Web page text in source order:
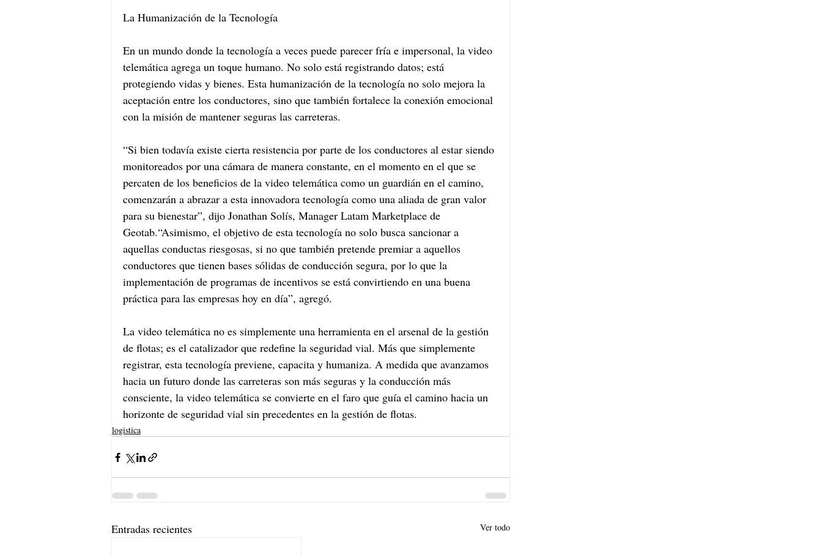
La Humanización de la Tecnología
En un mundo donde la tecnología a veces puede parecer fría e impersonal, la video
telemática agrega un toque humano. No solo está registrando datos; está
protegiendo vidas y bienes. Esta humanización de la tecnología no solo mejora la
aceptación entre los conductores, sino que también fortalece la conexión emocional
con la misión de mantener seguras las carreteras.
“Si bien todavía existe cierta resistencia por parte de los conductores al estar siendo
monitoreados por una cámara de manera constante, en el momento en el que se
percaten de los beneficios de la video telemática como un guardián en el camino,
comenzarán a abrazar a esta innovadora tecnología como una aliada de gran valor
para su bienestar”, dijo Jonathan Solís, Manager Latam Marketplace de
Geotab.“Asimismo, el objetivo de esta tecnología no solo busca sancionar a
aquellas conductas riesgosas, si no que también pretende premiar a aquellos
conductores que tienen bases sólidas de conducción segura, por lo que la
implementación de programas de incentivos se está convirtiendo en una buena
práctica para las empresas hoy en día”, agregó.
La video telemática no es simplemente una herramienta en el arsenal de la gestión
de flotas; es el catalizador que redefine la seguridad vial. Más que simplemente
registrar, esta tecnología previene, capacita y humaniza. A medida que avanzamos
hacia un futuro donde las carreteras son más seguras y la conducción más
consciente, la video telemática se convierte en el faro que guía el camino hacia un
horizonte de seguridad vial sin precedentes en la gestión de flotas.
logistica
Entradas recientes Ver todo